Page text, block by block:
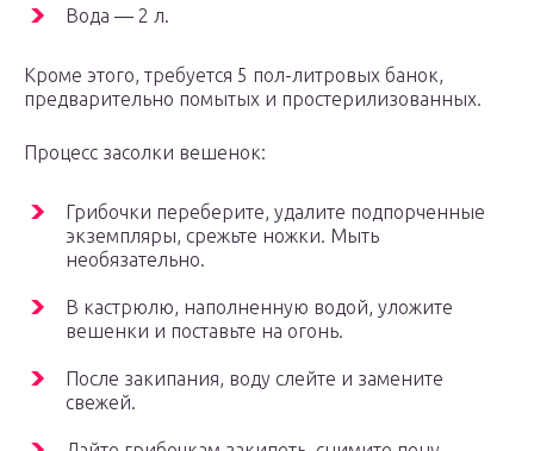
Вода ― 2 л.
Кроме этого, требуется 5 пол-литровых банок,
предварительно помытых и простерилизованных.
Процесс засолки вешенок:
Грибочки переберите, удалите подпорченные
экземпляры, срежьте ножки. Мыть
необязательно.
В кастрюлю, наполненную водой, уложите
вешенки и поставьте на огонь.
После закипания, воду слейте и замените
свежей.